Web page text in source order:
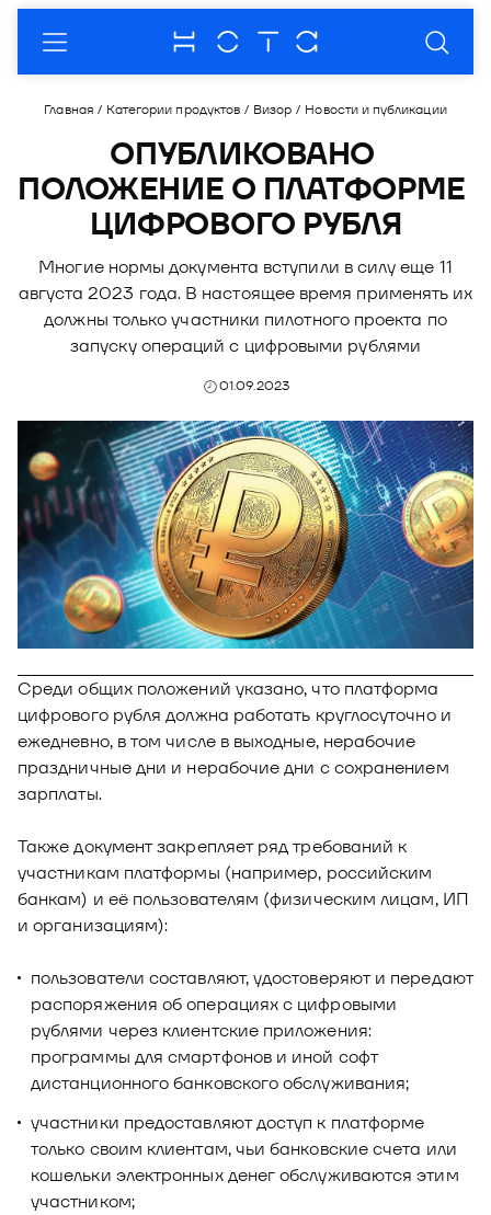
Комплаенc
Рейтинги
Премии
Закупки
Продукты
Модус - платформа для автоматизации
бизнес-процессов
Модус.Маркетинг
Модус.Контактный центр
Документы
информационной безопасности
Купол. Документы
Сфера - готовые решения для автоматизации
разработки ПО
Визор - решение для перехода в налоговый
мониторинг
О Продукте
Новости
Блог
Видео и аудио
Документы
DION - платформа корпоративных
коммуникаций
Юнион - решение для автоматизации
рекрутмента
О решении
Кейсы клиентов
Калькулятор выгоды
Новости и публикации
Пилотный проект
Оазис - платформа для автоматизации
управления рисками
Партнеры
Продукты
Партнерская программа
Стать партнером
Документы
Пресс-центр
Новости
Публикации
Пресс-кит
Мероприятия
Отрасли
Главная / Категории продуктов / Визор / Новости и публикации
ОПУБЛИКОВАНО
ПОЛОЖЕНИЕ О ПЛАТФОРМЕ
ЦИФРОВОГО РУБЛЯ
Многие нормы документа вступили в силу еще 11
августа 2023 года. В настоящее время применять их
должны только участники пилотного проекта по
запуску операций с цифровыми рублями
01.09.2023
Среди общих положений указано, что платформа
цифрового рубля должна работать круглосуточно и
ежедневно, в том числе в выходные, нерабочие
праздничные дни и нерабочие дни с сохранением
зарплаты.
Также документ закрепляет ряд требований к
участникам платформы (например, российским
банкам) и её пользователям (физическим лицам, ИП
и организациям):
пользователи составляют, удостоверяют и передают
распоряжения об операциях с цифровыми
рублями через клиентские приложения:
программы для смартфонов и иной софт
дистанционного банковского обслуживания;
участники предоставляют доступ к платформе
только своим клиентам, чьи банковские счета или
кошельки электронных денег обслуживаются этим
участником;